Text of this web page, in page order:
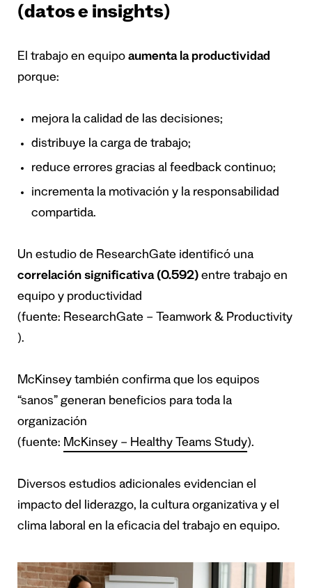
(datos e insights)
El trabajo en equipo aumenta la productividad
porque:
mejora la calidad de las decisiones;
distribuye la carga de trabajo;
reduce errores gracias al feedback continuo;
incrementa la motivación y la responsabilidad
compartida.
Un estudio de ResearchGate identificó una
correlación significativa (0.592) entre trabajo en
equipo y productividad
(fuente: ResearchGate – Teamwork & Productivity
).
McKinsey también confirma que los equipos
“sanos” generan beneficios para toda la
organización
(fuente: McKinsey – Healthy Teams Study).
Diversos estudios adicionales evidencian el
impacto del liderazgo, la cultura organizativa y el
clima laboral en la eficacia del trabajo en equipo.